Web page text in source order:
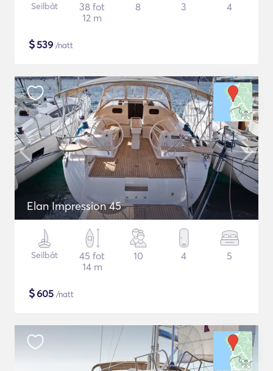
Seilbåt
38 fot
12 m
8 3 4
$539 /natt
Elan Impression 45
Seilbåt
45 fot
14 m
10 4 5
$605 /natt